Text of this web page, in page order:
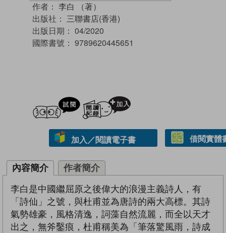
作者： 李白 （著）
出版社： 三聯書店(香港)
出版日期： 04/2020
國際書號： 9789620445651
試閲
加入／閱讀電子書 借閱實體
內容簡介 作者簡介
李白是中國繼屈原之後偉大的浪漫主義詩人，有
「詩仙」之號，與杜甫並為唐詩的兩大高標。其詩
氣勢雄豪，風格清逸，詞藻自然流麗，而全以天才
出之，無斧鑿痕，杜甫稱美為「筆落驚風雨，詩成